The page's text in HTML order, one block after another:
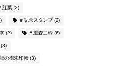
紅葉(2)
＃記念スタンプ(2)
(2) ＃重森三玲(6)
(3)
の御朱印帳(3)